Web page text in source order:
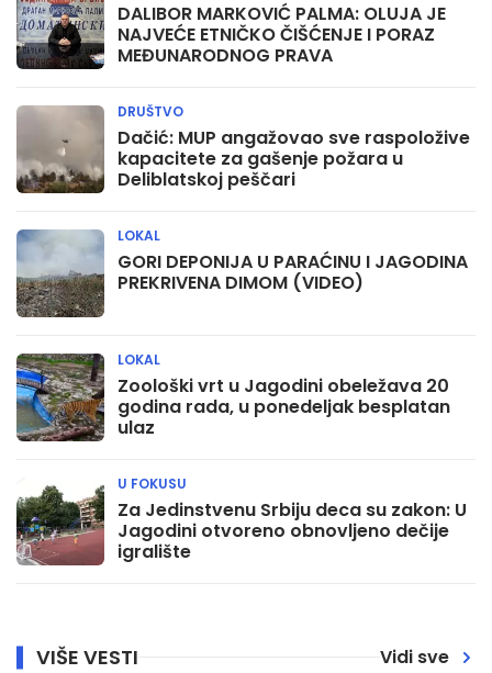
DALIBOR MARKOVIĆ PALMA: OLUJA JE
NAJVEĆE ETNIČKO ČIŠĆENJE I PORAZ
MEĐUNARODNOG PRAVA
Dačić: MUP angažovao sve raspoložive
kapacitete za gašenje požara u
Deliblatskoj peščari
DRUŠTVO
GORI DEPONIJA U PARAĆINU I JAGODINA
PREKRIVENA DIMOM (VIDEO)
LOKAL
Zoološki vrt u Jagodini obeležava 20
godina rada, u ponedeljak besplatan
ulaz
LOKAL
Za Jedinstvenu Srbiju deca su zakon: U
Jagodini otvoreno obnovljeno dečije
igralište
U FOKUSU
VIŠE VESTI Vidi sve